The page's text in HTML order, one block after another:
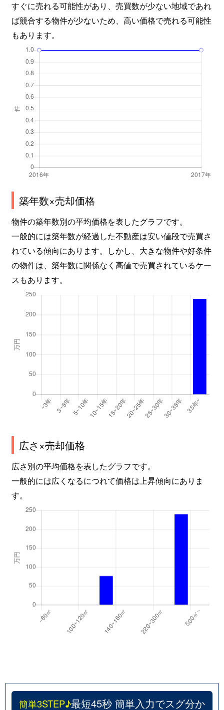
すぐに売れる可能性があり、売買数が少ない地域であれ
ば競合する物件が少ないため、高い価格で売れる可能性
もあります。
築年数×売却価格
物件の築年数別の平均価格を表したグラフです。
一般的には築年数が経過した不動産は安い値段で売買さ
れている傾向にあります。しかし、大きな物件や好条件
の物件は、築年数に関係なく高値で売買されているケー
スもあります。
広さ×売却価格
広さ別の平均価格を表したグラフです。
一般的には広くなるにつれて価格は上昇傾向にありま
す。
簡単3STEP♪最短45秒 簡単入力でスグ分か